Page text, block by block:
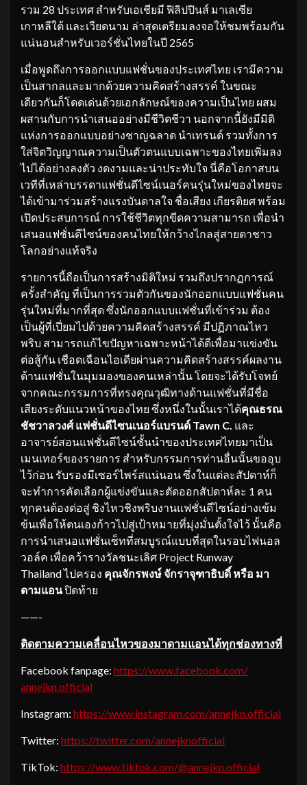
รวม 28 ประเทศ สำหรับเอเชียมี ฟิลิปปินส์ มาเลเซีย
เกาหลีใต้ และเวียดนาม ล่าสุดเตรียมลงจอให้ชมพร้อมกัน
แน่นอนสำหรับเวอร์ชั่นไทยในปี 2565
เมื่อพูดถึงการออกแบบแฟชั่นของประเทศไทย เรามีความ
เป็นสากลและมากด้วยความคิดสร้างสรรค์ ในขณะ
เดียวกันก็โดดเด่นด้วยเอกลักษณ์ของความเป็นไทย ผสม
ผสานกับการนำเสนออย่างมีชีวิตชีวา นอกจากนี้ยังมีมิติ
แห่งการออกแบบอย่างชาญฉลาด นำเทรนด์ รวมทั้งการ
ใส่จิตวิญญาณความเป็นตัวตนแบบเฉพาะของไทยเพิ่มลง
ไปได้อย่างลงตัว งดงามและน่าประทับใจ นี่คือโอกาสบน
เวทีที่เหล่าบรรดาแฟชั่นดีไซน์เนอร์คนรุ่นใหม่ของไทยจะ
ได้เข้ามาร่วมสร้างแรงบันดาลใจ ชื่อเสียง เกียรติยศ พร้อม
เปิดประสบการณ์ การใช้ชีวิตทุกขีดความสามารถ เพื่อนำ
เสนอแฟชั่นดีไซน์ของคนไทยให้กว้างไกลสู่สายตาชาว
โลกอย่างแท้จริง
รายการนี้ถือเป็นการสร้างมิติใหม่ รวมถึงปรากฏการณ์
ครั้งสำคัญ ที่เป็นการรวมตัวกันของนักออกแบบแฟชั่นคน
รุ่นใหม่ที่มากที่สุด ซึ่งนักออกแบบแฟชั่นที่เข้าร่วม ต้อง
เป็นผู้ที่เปี่ยมไปด้วยความคิดสร้างสรรค์ มีปฏิภาณไหว
พริบ สามารถแก้ไขปัญหาเฉพาะหน้าได้ดีเพื่อมาแข่งขัน
ต่อสู้กัน เชือดเฉือนไอเดียผ่านความคิดสร้างสรรค์ผลงาน
ด้านแฟชั่นในมุมมองของคนเหล่านั้น โดยจะได้รับโจทย์
จากคณะกรรมการที่ทรงคุณวุฒิทางด้านแฟชั่นที่มีชื่อ
เสียงระดับแนวหน้าของไทย ซึ่งหนึ่งในนั้นเราได้คุณธรณ
ชัชวาลวงศ์ แฟชั่นดีไซนเนอร์แบรนด์ Tawn C. และ
อาจารย์สอนแฟชั่นดีไซน์ชั้นนำของประเทศไทยมาเป็น
เมนเทอร์ของรายการ สำหรับกรรมการท่านอื่นนั้นขออุบ
ไว้ก่อน รับรองมีเซอร์ไพร์สแน่นอน ซึ่งในแต่ละสัปดาห์ก็
จะทำการคัดเลือกผู้แข่งขันและตัดออกสัปดาห์ละ 1 คน
ทุกคนต้องต่อสู่ ชิงไหวชิงพริบงานแฟชั่นดีไซน์อย่างเข้ม
ข้นเพื่อให้ตนเองก้าวไปสู่เป้าหมายที่มุ่งมั่นตั้งใจไว้ นั้นคือ
การนำเสนอแฟชั่นเซ็ทที่สมบูรณ์แบบที่สุดในรอบไฟนอล
วอล์ค เพื่อคว้ารางวัลชนะเลิศ Project Runway
Thailand ไปครอง คุณจักรพงษ์ จักราจุฑาธิบดิ์ หรือ มา
ดามแอนปิดท้าย
——-
ติดตามความเคลื่อนไหวของมาดามแอนได้ทุกช่องทางที่
Facebook fanpage: https://www.facebook.com/
annejkn.official
Instagram: https://www.instagram.com/annejkn.official
Twitter: https://twitter.com/annejknofficial
TikTok: https://www.tiktok.com/@annejkn.official